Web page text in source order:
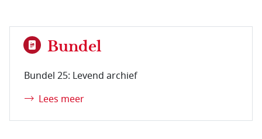
Bundel
Bundel 25: Levend archief
Lees meer